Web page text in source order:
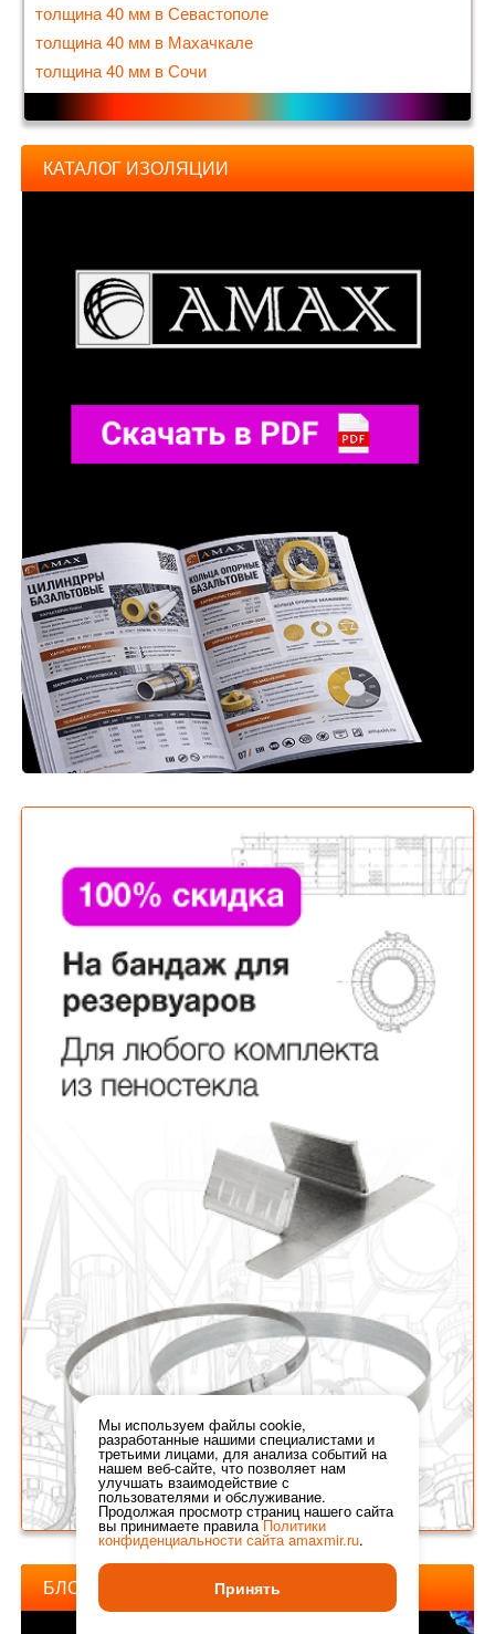
толщина 40 мм в Севастополе
толщина 40 мм в Махачкале
толщина 40 мм в Сочи
КАТАЛОГ ИЗОЛЯЦИИ
БЛОГ АМАКС
Мы используем файлы cookie,
разработанные нашими специалистами и
третьими лицами, для анализа событий на
нашем веб-сайте, что позволяет нам
улучшать взаимодействие с
пользователями и обслуживание.
Продолжая просмотр страниц нашего сайта
вы принимаете правилаПолитики
конфиденциальности сайта amaxmir.ru.
Принять